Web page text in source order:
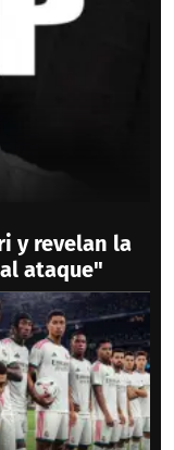
y revelan la
ataque"